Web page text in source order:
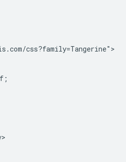
css?family=Tangerine">